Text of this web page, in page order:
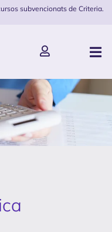
subvencionats de Criteria.